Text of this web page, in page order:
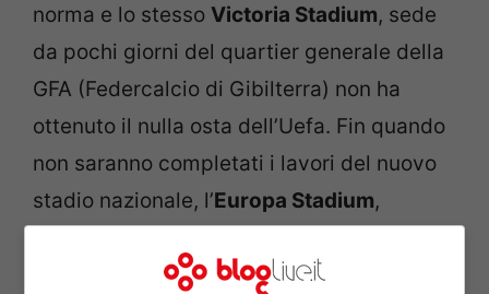
norma e lo stesso Victoria Stadium, sede
da pochi giorni del quartier generale della
GFA (Federcalcio di Gibilterra) non ha
ottenuto il nulla osta dell’Uefa. Fin quando
non saranno completati i lavori del nuovo
stadio nazionale, l’Europa Stadium,
calcio della Rocca meno temerari saranno